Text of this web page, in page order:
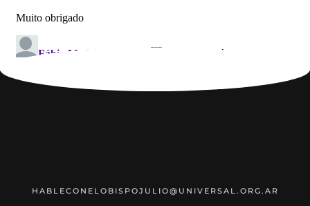
HABLECONELOBISPOJULIO@UNIVERSAL.ORG.AR